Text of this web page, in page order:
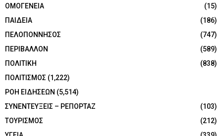
ΟΜΟΓΕΝΕΙΑ
(15)
ΠΑΙΔΕΙΑ
(186)
ΠΕΛΟΠΟΝΝΗΣΟΣ
(747)
ΠΕΡΙΒΑΛΛΟΝ
(589)
ΠΟΛΙΤΙΚΗ
(838)
ΠΟΛΙΤΙΣΜΟΣ (1,222)
ΡΟΗ ΕΙΔΗΣΕΩΝ (5,514)
ΣΥΝΕΝΤΕΥΞΕΙΣ – ΡΕΠΟΡΤΑΖ
(103)
ΤΟΥΡΙΣΜΟΣ
(212)